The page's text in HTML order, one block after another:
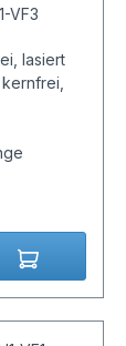
VF3
lasiert